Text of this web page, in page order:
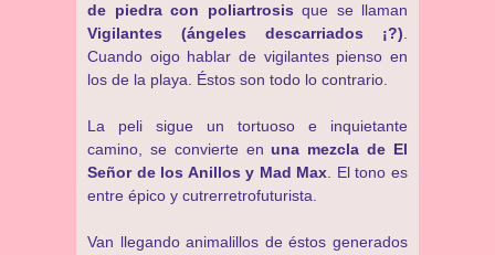
de piedra con poliartrosis que se llaman
Vigilantes (ángeles descarriados ¡?)
Cuando oigo hablar de vigilantes pienso en
los de la playa. Éstos son todo lo contrario.
La peli sigue un tortuoso e inquietante
camino, se convierte en una mezcla de El
Señor de los Anillos y Mad Max . El tono es
entre épico y cutrerretrofuturista.
Van llegando animalillos de éstos generados